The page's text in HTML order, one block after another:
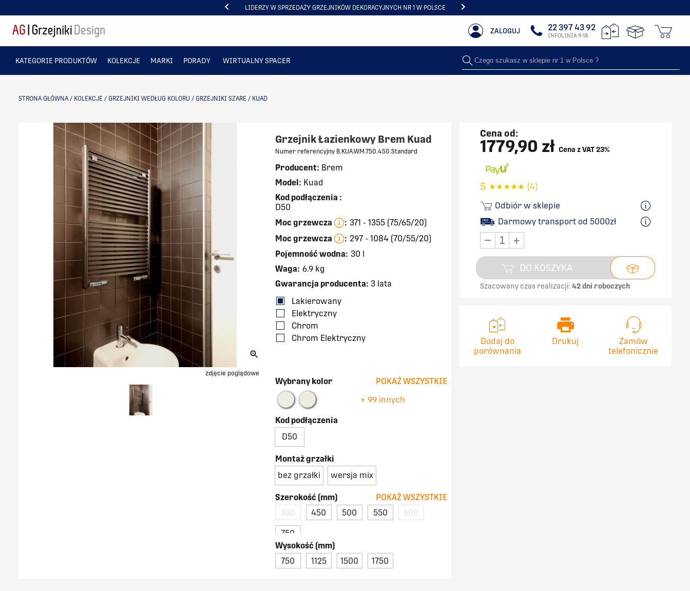
LIDERZY W SPRZEDAŻY GRZEJNIKÓW DEKORACYJNYCH NR 1 W POLSCE
ITEM
ZALOGUJ 22 397 43 92
INFOLINIA 9-18
KATEGORIE PRODUKTÓW KOLEKCJE MARKI PORADY WIRTUALNY SPACER Czego szukasz w sklepie nr 1 w Polsce ?
STRONA GŁÓWNA / KOLEKCJE / GRZEJNIKI WEDŁUG KOLORU / GRZEJNIKI SZARE / KUAD
zdjęcie poglądowe
Grzejnik Łazienkowy Brem Kuad
Numer referencyjny B.KUA.WM.750.450.Standard
Producent: Brem
Model: Kuad
Kod podłączenia :
D50
Moc grzewcza
: 371 - 1355 (75/65/20)
Moc grzewcza
: 297 - 1084 (70/55/20)
Pojemność wodna: 30 l
Waga: 6.9 kg
Gwarancja producenta: 3 lata
Lakierowany
Elektryczny
Chrom
Chrom Elektryczny
Wybrany kolor
POKAŻ WSZYSTKIE
+ 99 innych
Kod podłączenia
D50
Montaż grzałki
bez grzałki
wersja mix
Szerokość (mm)
POKAŻ WSZYSTKIE
350
450 500 550 600
750
Wysokość (mm)
750
1125 1500 1750
Cena od:
1779,90 zł Cena z VAT 23%
5 ★★★★★ (4)
Odbiór w sklepie
Darmowy transport od 5000zł
− +
DO KOSZYKA
Szacowany czas realizacji:42 dni roboczych
Dodaj do
porównania
Drukuj
Zamów
telefonicznie